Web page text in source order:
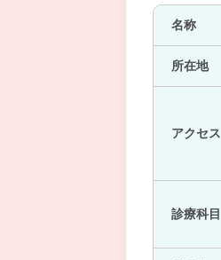
名称
所在地
アクセス
診療科目